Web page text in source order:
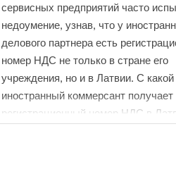
сервисных предприятий часто
недоумение, узнав, что у
делового партнера есть
номер НДС не только в стране его
учреждения, но и в Латвии. С
иностранный коммерсант получает
регистрационный номер НДС в